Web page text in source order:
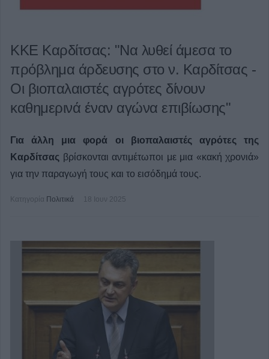
ΚΚΕ Καρδίτσας: "Να λυθεί άμεσα το
πρόβλημα άρδευσης στο ν. Καρδίτσας -
Οι βιοπαλαιστές αγρότες δίνουν
καθημερινά έναν αγώνα επιβίωσης"
Για άλλη μια φορά οι βιοπαλαιστές αγρότες της
Καρδίτσας βρίσκονται αντιμέτωποι με μια «κακή χρονιά»
για την παραγωγή τους και το εισόδημά τους.
Κατηγορία Πολιτικά 18 Ιουν 2025